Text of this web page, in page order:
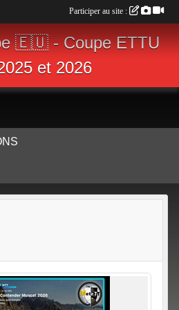
🇪🇺 - Coupe ETTU
et 2026
Participer au site :